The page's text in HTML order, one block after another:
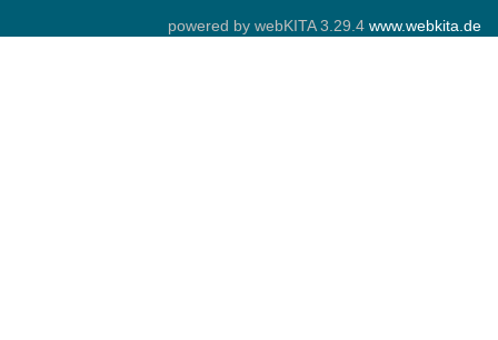
powered by webKITA 3.29.4 www.webkita.de